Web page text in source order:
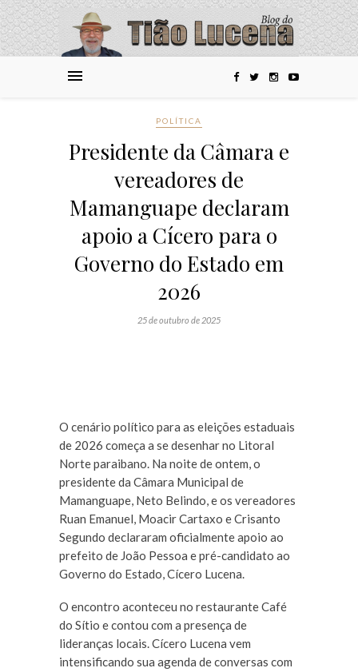
POLÍTICA
Presidente da Câmara e
vereadores de
Mamanguape declaram
apoio a Cícero para o
Governo do Estado em
2026
25 de outubro de 2025
O cenário político para as eleições estaduais
de 2026 começa a se desenhar no Litoral
Norte paraibano. Na noite de ontem, o
presidente da Câmara Municipal de
Mamanguape, Neto Belindo, e os vereadores
Ruan Emanuel, Moacir Cartaxo e Crisanto
Segundo declararam oficialmente apoio ao
prefeito de João Pessoa e pré-candidato ao
Governo do Estado, Cícero Lucena.
O encontro aconteceu no restaurante Café
do Sítio e contou com a presença de
lideranças locais. Cícero Lucena vem
intensificando sua agenda de conversas com